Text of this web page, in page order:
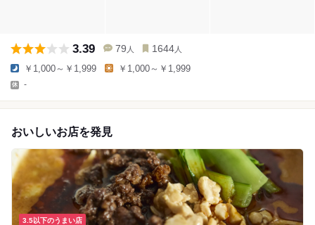
3.39 79 人 1644 人
￥1,000～￥1,999 ￥1,000～￥1,999
-
おいしいお店を発見
3.5以下のうまい店